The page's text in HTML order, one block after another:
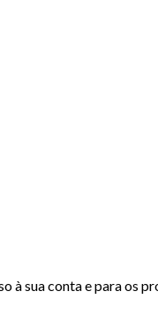
à sua conta e para os